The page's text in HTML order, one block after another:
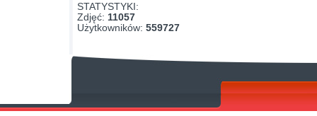
STATYSTYKI:
Zdjęć: 11057
Użytkowników: 559727